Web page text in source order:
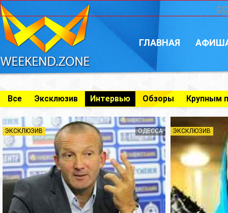
ГЛАВНАЯ
Все Эксклюзив Интервью Обзоры Крупным
ЭКСКЛЮЗИВ ОДЕССА ЭКСКЛЮЗИВ